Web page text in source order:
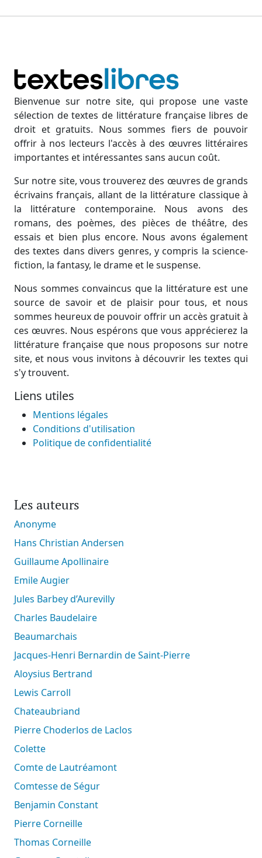
Bienvenue sur notre site, qui propose une vaste
sélection de textes de littérature française libres de
droit et gratuits. Nous sommes fiers de pouvoir
offrir à nos lecteurs l'accès à des œuvres littéraires
importantes et intéressantes sans aucun coût.
Sur notre site, vous trouverez des œuvres de grands
écrivains français, allant de la littérature classique à
la littérature contemporaine. Nous avons des
romans, des poèmes, des pièces de théâtre, des
essais et bien plus encore. Nous avons également
des textes dans divers genres, y compris la science-
fiction, la fantasy, le drame et le suspense.
Nous sommes convaincus que la littérature est une
source de savoir et de plaisir pour tous, et nous
sommes heureux de pouvoir offrir un accès gratuit à
ces œuvres. Nous espérons que vous apprécierez la
littérature française que nous proposons sur notre
site, et nous vous invitons à découvrir les textes qui
s'y trouvent.
Liens utiles
Mentions légales
Conditions d'utilisation
Politique de confidentialité
Les auteurs
Anonyme
Hans Christian Andersen
Guillaume Apollinaire
Emile Augier
Jules Barbey d’Aurevilly
Charles Baudelaire
Beaumarchais
Jacques-Henri Bernardin de Saint-Pierre
Aloysius Bertrand
Lewis Carroll
Chateaubriand
Pierre Choderlos de Laclos
Colette
Comte de Lautréamont
Comtesse de Ségur
Benjamin Constant
Pierre Corneille
Thomas Corneille